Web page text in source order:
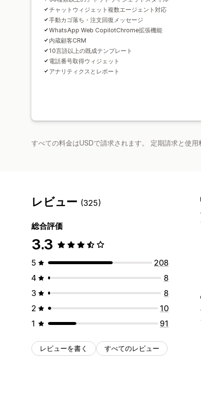
チャットウィジェット複数エージェント対応
手動カゴ落ち・注文回復メッセージ
WhatsApp Web CopilotChrome拡張機能
内蔵顧客CRM
10言語以上の既成テンプレート
電話番号取得ウィジェット
アナリティクスとレポート
すべての料金はUSDで請求されます。 定期請求と使
レビュー (325)
総合評価
3.3
5
208
4
8
3
8
2
10
1
91
レビューを書く すべてのレビュー